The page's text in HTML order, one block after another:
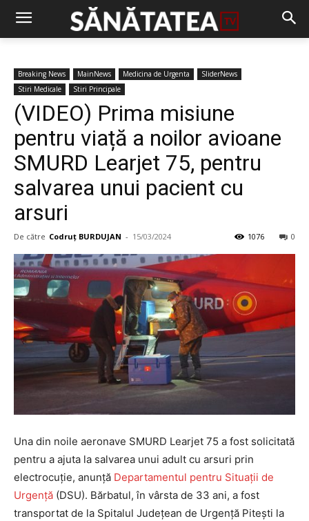
Breaking News MainNews Medicina de Urgenta
SliderNews
Stiri Medicale
Stiri Principale
(VIDEO) Prima misiune
pentru viață a noilor avioane
SMURD Learjet 75, pentru
salvarea unui pacient cu
arsuri
De către Codruț BURDUJAN - 15/03/2024 0
1076
Una din noile aeronave SMURD Learjet 75 a fost solicitată
pentru a ajuta la salvarea unui adult cu arsuri prin
electrocuție, anunță Departamentul pentru Situaţii de
Urgenţă (DSU). Bărbatul, în vârsta de 33 ani, a fost
transportat de la Spitalul Județean de Urgență Pitești la